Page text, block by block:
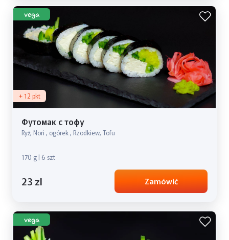
vega
+ 12 pkt
Футомак с тофу
Ryż, Nori , ogórek , Rzodkiew, Tofu
170 g | 6 szt
23 zl Zamówić
vega